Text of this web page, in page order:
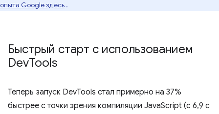
опыта Google здесь .
Быстрый старт с использованием
DevTools
Теперь запуск DevTools стал примерно на 37%
быстрее с точки зрения компиляции JavaScript (с 6,9 с